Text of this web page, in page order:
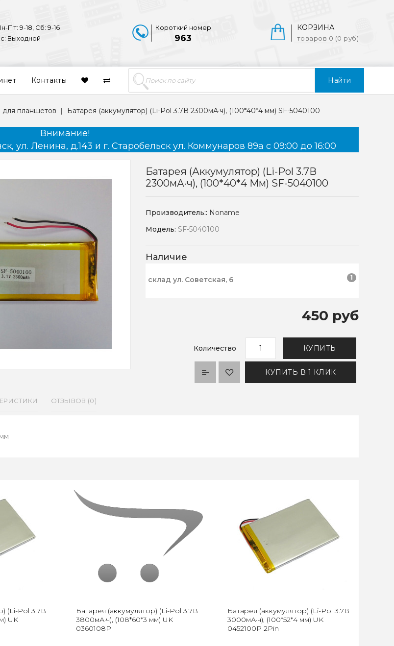
Найти
КОРЗИНА
товаров 0 (0 руб)
Короткий номер
963
Пт: 9-18, Сб: 9-16
Выходной
Контакты
планшетов Батарея (аккумулятор) (Li-Pol 3.7В 2300мА·ч), (100*40*4 мм) SF-5040100
Внимание!
ул. Ленина, д.143 и г. Старобельск ул. Коммунаров 89а с 09:00 до 16:00
Батарея (аккумулятор) (Li-Pol 3.7В
2300мА·ч), (100*40*4 Мм) SF-5040100
Производитель:: Noname
Модель: SF-5040100
Наличие
склад ул. Советская, 6 1
450 руб
Количество КУПИТЬ
КУПИТЬ В 1 КЛИК
ОТЗЫВОВ (0)
(Li-Pol 3.7В
UK
Батарея (аккумулятор) (Li-Pol 3.7В
3800мА·ч), (108*60*3 мм) UK
0360108P
Батарея (аккумулятор) (Li-Pol 3.7В
3000мА·ч), (100*52*4 мм) UK
0452100P 2Pin